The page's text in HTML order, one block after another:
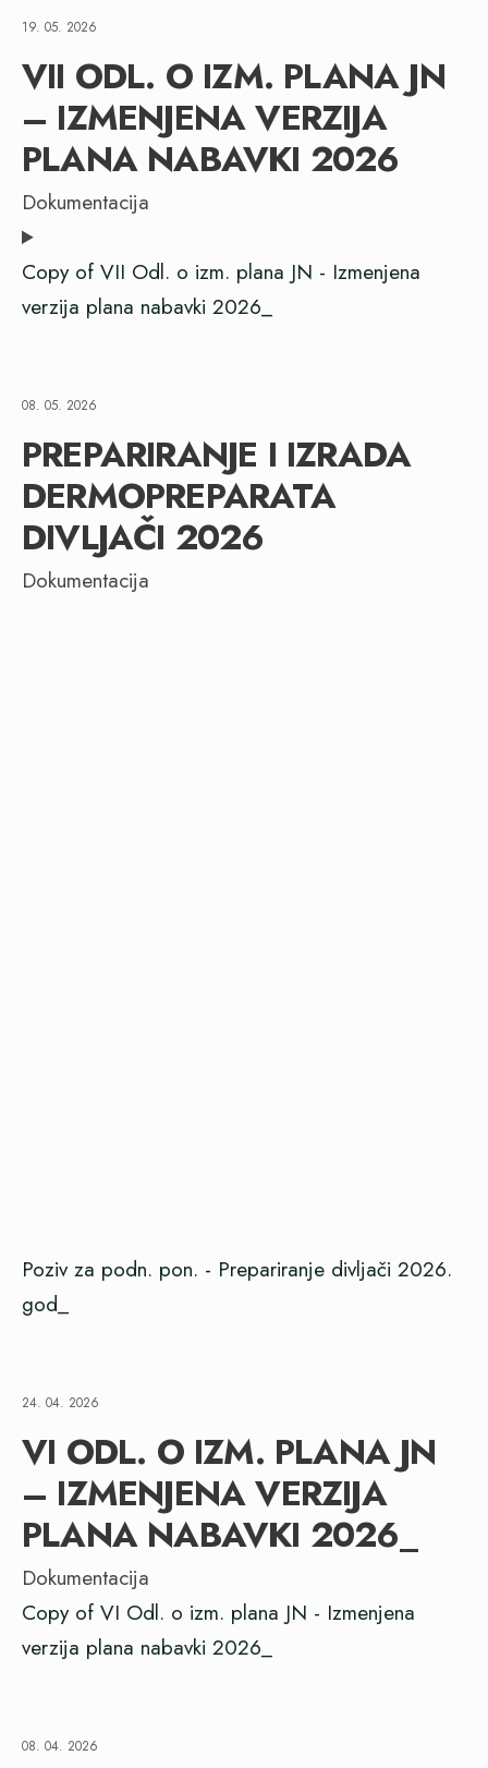
19. 05. 2026
VII ODL. O IZM. PLANA JN
– IZMENJENA VERZIJA
PLANA NABAVKI 2026
Dokumentacija
Copy of VII Odl. o izm. plana JN - Izmenjena
verzija plana nabavki 2026_
08. 05. 2026
PREPARIRANJE I IZRADA
DERMOPREPARATA
DIVLJAČI 2026
Dokumentacija
Poziv za podn. pon. - Prepariranje divljači 2026.
god_
24. 04. 2026
VI ODL. O IZM. PLANA JN
– IZMENJENA VERZIJA
PLANA NABAVKI 2026_
Dokumentacija
Copy of VI Odl. o izm. plana JN - Izmenjena
verzija plana nabavki 2026_
08. 04. 2026